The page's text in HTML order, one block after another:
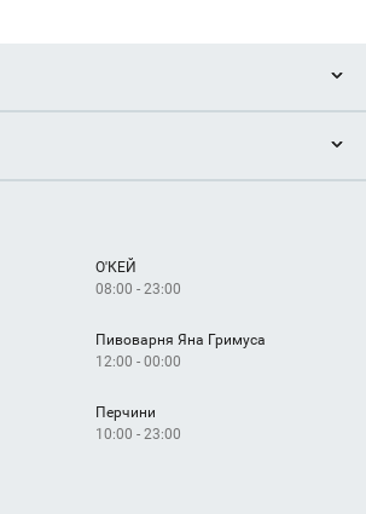
О'КЕЙ
08:00 - 23:00
Пивоварня Яна Гримуса
12:00 - 00:00
Перчини
10:00 - 23:00